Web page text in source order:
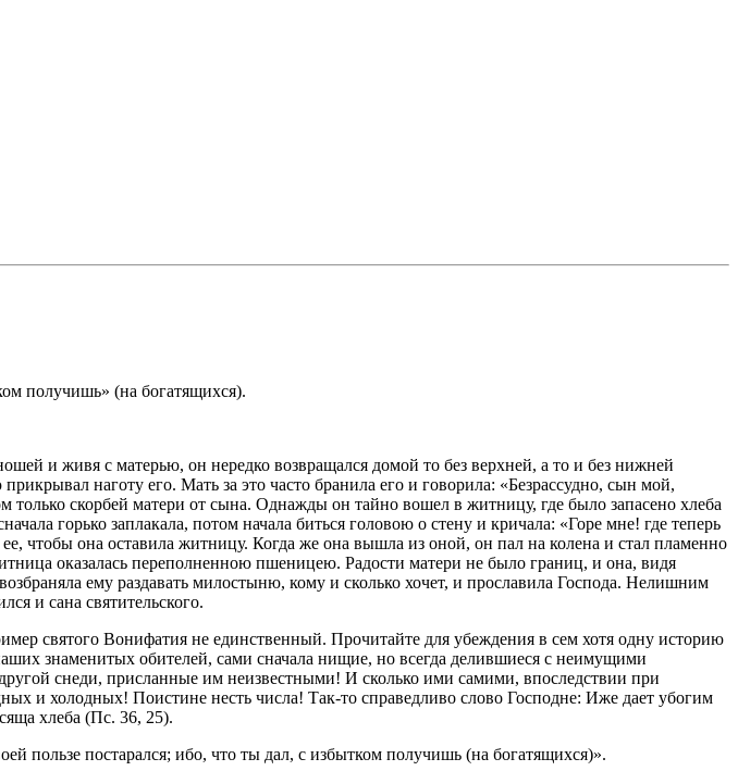
получишь» (на богатящихся).
и живя с матерью, он нередко возвращался домой то без верхней, а то и без нижней
наготу его. Мать за это часто бранила его и говорила: «Безрассудно, сын мой,
скорбей матери от сына. Однажды он тайно вошел в житницу, где было запасено хлеба
горько заплакала, потом начала биться головою о стену и кричала: «Горе мне! где теперь
чтобы она оставила житницу. Когда же она вышла из оной, он пал на колена и стал пламенно
оказалась переполненною пшеницею. Радости матери не было границ, и она, видя
ему раздавать милостыню, кому и сколько хочет, и прославила Господа. Нелишним
и сана святительского.
святого Вонифатия не единственный. Прочитайте для убеждения в сем хотя одну историю
знаменитых обителей, сами сначала нищие, но всегда делившиеся с неимущими
снеди, присланные им неизвестными! И сколько ими самими, впоследствии при
и холодных! Поистине несть числа! Так-то справедливо слово Господне: Иже дает убогим
хлеба (Пс. 36, 25).
пользе постарался; ибо, что ты дал, с избытком получишь (на богатящихся)».